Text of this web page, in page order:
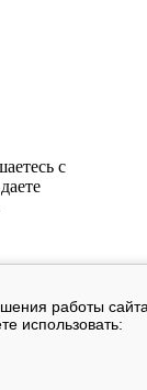
работы
использовать:
с